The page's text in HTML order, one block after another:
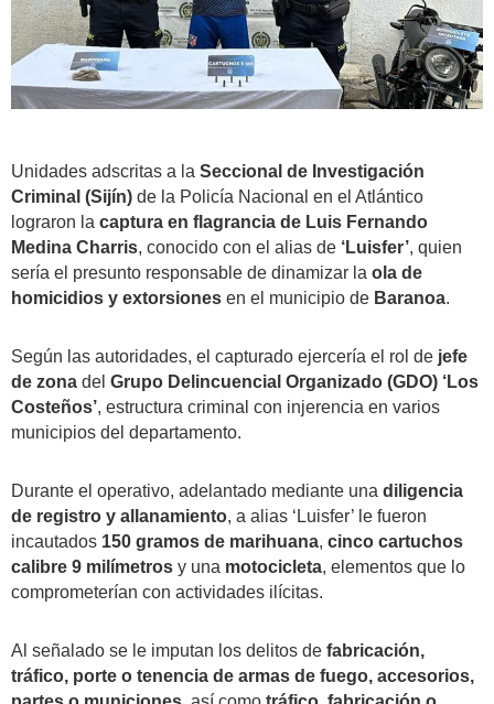
Unidades adscritas a la Seccional de Investigación
Criminal (Sijín) de la Policía Nacional en el Atlántico
lograron la captura en flagrancia de Luis Fernando
Medina Charris, conocido con el alias de ‘Luisfer’, quien
sería el presunto responsable de dinamizar la ola de
homicidios y extorsiones en el municipio de Baranoa.
Según las autoridades, el capturado ejercería el rol de jefe
de zona del Grupo Delincuencial Organizado (GDO) ‘Los
Costeños’, estructura criminal con injerencia en varios
municipios del departamento.
Durante el operativo, adelantado mediante una diligencia
de registro y allanamiento, a alias ‘Luisfer’ le fueron
incautados 150 gramos de marihuana, cinco cartuchos
calibre 9 milímetros y una motocicleta, elementos que lo
comprometerían con actividades ilícitas.
Al señalado se le imputan los delitos de fabricación,
tráfico, porte o tenencia de armas de fuego, accesorios,